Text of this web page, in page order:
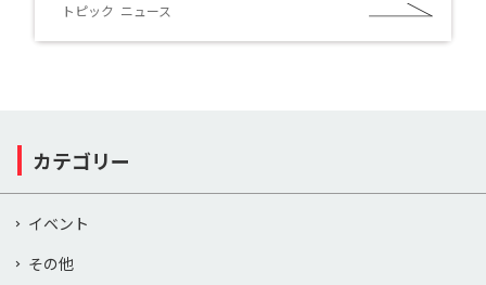
トピック ニュース
カテゴリー
イベント
その他